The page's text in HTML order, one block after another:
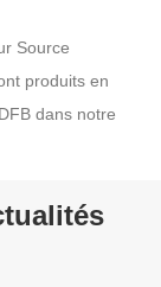
Source
produits en
dans notre